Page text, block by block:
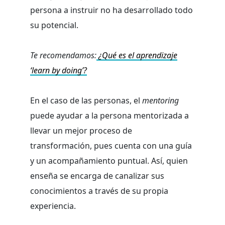
persona a instruir no ha desarrollado todo
su potencial.
Te recomendamos:¿Qué es el aprendizaje
‘learn by doing’?
En el caso de las personas, el mentoring
puede ayudar a la persona mentorizada a
llevar un mejor proceso de
transformación, pues cuenta con una guía
y un acompañamiento puntual. Así, quien
enseña se encarga de canalizar sus
conocimientos a través de su propia
experiencia.